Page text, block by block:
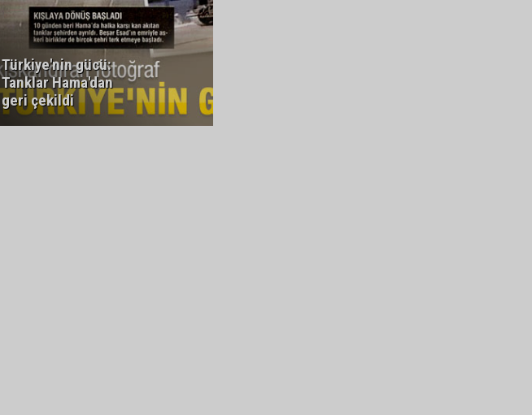
Türkiye'nin gücü:
Tanklar Hama'dan
geri çekildi